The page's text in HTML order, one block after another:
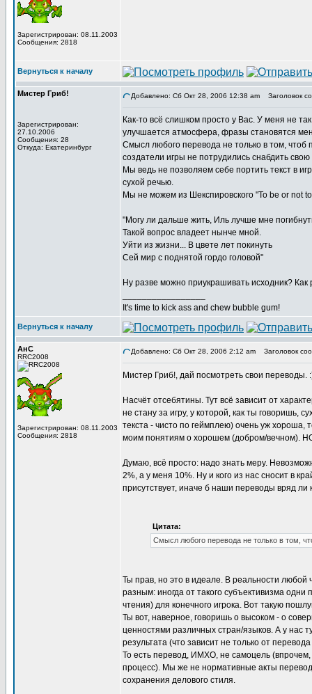
Зарегистрирован: 08.11.2003
Сообщения: 2818
Вернуться к началу
Мистер Гриб!
Зарегистрирован:
27.10.2006
Сообщения: 28
Откуда: Екатеринбург
Добавлено: Сб Окт 28, 2006 12:38 am Заголовок
Как-то всё слишком просто у Вас. У меня не
улучшается атмосфера, фразы становятся
Смысл любого перевода не только в том, чтоб
создатели игры не потрудились снабдить
Мы ведь не позволяем себе портить текст в
сухой речью.
Мы не можем из Шекспировского "To be or not
"Могу ли дальше жить, Иль лучше мне
Такой вопрос владеет нынче мной.
Уйти из жизни... В цвете лет покинуть
Сей мир с поднятой гордо головой"
Ну разве можно приукрашивать исходник?
It's time to kick ass and chew bubble gum!
Вернуться к началу
АнС
RRC2008
Зарегистрирован: 08.11.2003
Сообщения: 2818
Добавлено: Сб Окт 28, 2006 2:12 am Заголовок
Мистер Гриб!, дай посмотреть свои переводы.
Насчёт отсебятины. Тут всё зависит от
не стану за игру, у которой, как ты говоришь,
текста - чисто по геймплею) очень уж хороша,
моим понятиям о хорошем (добром/вечном).
Думаю, всё просто: надо знать меру.
2%, а у меня 10%. Ну и кого из нас сносит в
присутствует, иначе б наши переводы вряд
Цитата:
Смысл любого перевода не только в том,
Ты прав, но это в идеале. В реальности любой
разным: иногда от такого субъективизма
чтения) для конечного игрока. Вот такую
Ты вот, наверное, говоришь о высоком - о
ценностями различных стран/языков. А у нас
результата (что зависит не только от
То есть перевод, ИМХО, не самоцель (впрочем,
процесс). Мы же не нормативные акты
сохранения делового стиля.